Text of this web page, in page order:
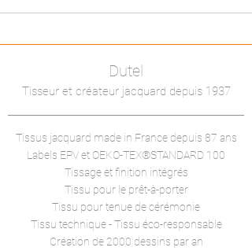
Dutel
Tisseur et créateur jacquard depuis 1937
Tissus jacquard made in France depuis 87 ans
Labels EPV et OEKO-TEX®STANDARD 100
Tissage et finition intégrés
Tissu pour le prêt-à-porter
Tissu pour tenue de cérémonie
Tissu technique -Tissu éco-responsable
Création de 2000 dessins par an